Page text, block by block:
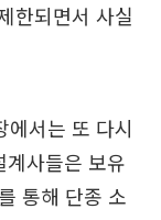
한되면서 사실
에서는 또 다시
사들은 보유
통해 단종 소